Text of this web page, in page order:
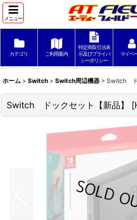
メニュー
カテゴリ ご利用案内
特定商取引法表
示及びプライバ
シーポリシー
マイペ
ホーム > Switch > Switch周辺機器 > Switch ド
Switch ドックセット【新品】 [